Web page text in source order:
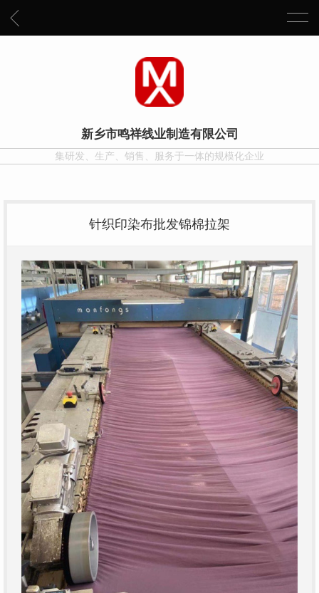
新乡市鸣祥线业制造有限公司
集研发、生产、销售、服务于一体的规模化企业
针织印染布批发锦棉拉架